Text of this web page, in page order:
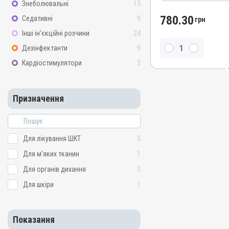
Знеболювальні
13
Седативні
9
Інші ін’єкційні розчини
24
Дезінфектанти
9
Кардіостимулятори
3
Призначення
Для лікування ШКТ
3
Для м'яких тканин
1
Для органів дихання
3
Для шкіри
1
Показання
Розчин
Енрофлоксацин
Так
780.30 грн